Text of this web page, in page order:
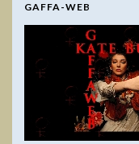
GAFFA-WEB